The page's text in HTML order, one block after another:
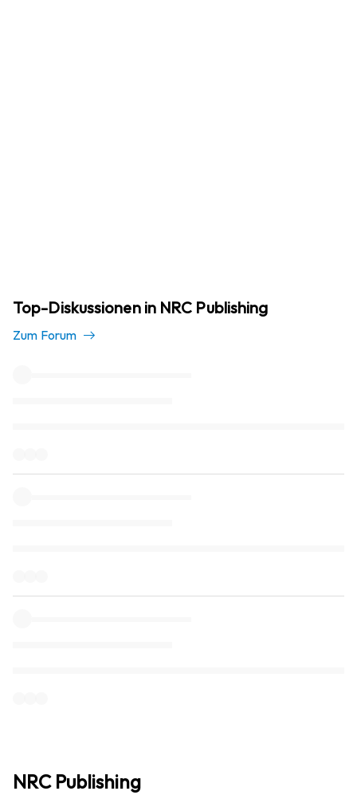
Top-Diskussionen in NRC Publishing
Zum Forum
NRC Publishing